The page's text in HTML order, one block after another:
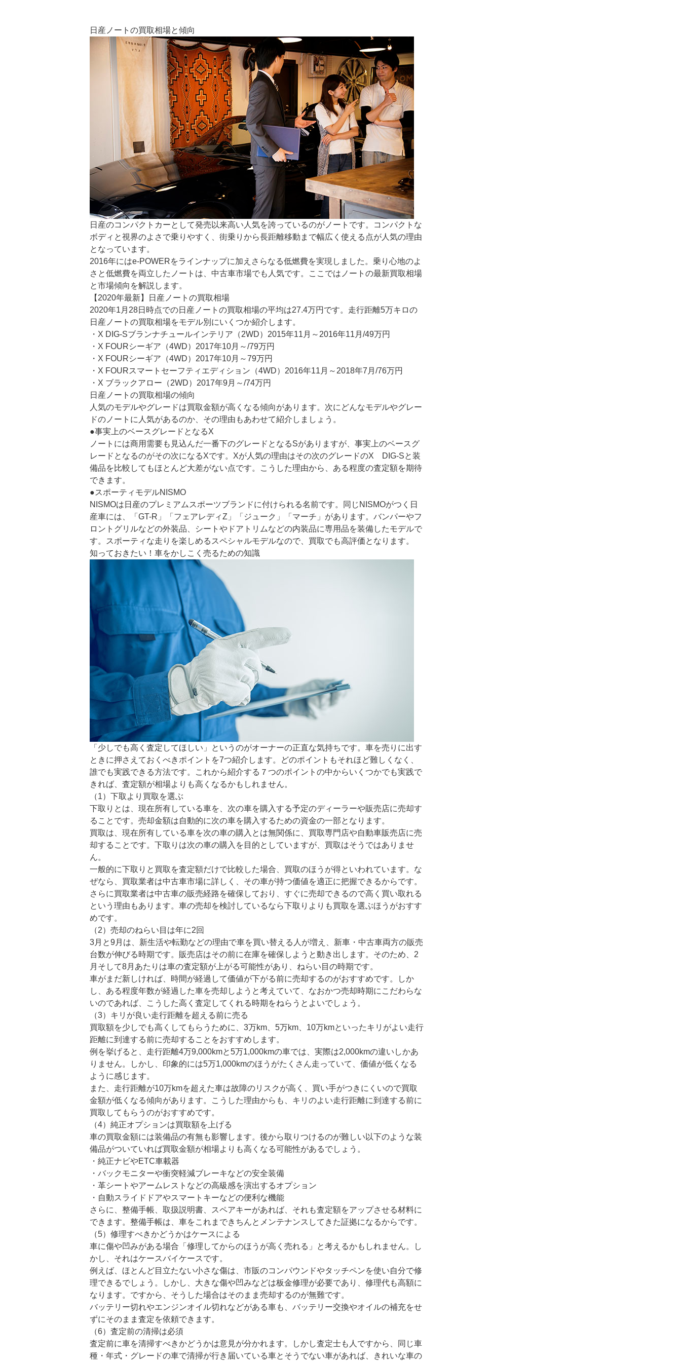
日産ノートの買取相場と傾向
日産のコンパクトカーとして発売以来高い人気を誇っているのがノートです。コンパクトな
ボディと視界のよさで乗りやすく、街乗りから長距離移動まで幅広く使える点が人気の理由
となっています。
2016年にはe-POWERをラインナップに加えさらなる低燃費を実現しました。乗り心地のよ
さと低燃費を両立したノートは、中古車市場でも人気です。ここではノートの最新買取相場
と市場傾向を解説します。
【2020年最新】日産ノートの買取相場
2020年1月28日時点での日産ノートの買取相場の平均は27.4万円です。走行距離5万キロの
日産ノートの買取相場をモデル別にいくつか紹介します。
・X DIG-Sブランナチュールインテリア（2WD）2015年11月～2016年11月/49万円
・X FOURシーギア（4WD）2017年10月～/79万円
・X FOURシーギア（4WD）2017年10月～79万円
・X FOURスマートセーフティエディション（4WD）2016年11月～2018年7月/76万円
・X ブラックアロー（2WD）2017年9月～/74万円
日産ノートの買取相場の傾向
人気のモデルやグレードは買取金額が高くなる傾向があります。次にどんなモデルやグレー
ドのノートに人気があるのか、その理由もあわせて紹介しましょう。
●事実上のベースグレードとなるX
ノートには商用需要も見込んだ一番下のグレードとなるSがありますが、事実上のベースグ
レードとなるのがその次になるXです。Xが人気の理由はその次のグレードのX DIG-Sと装
備品を比較してもほとんど大差がない点です。こうした理由から、ある程度の査定額を期待
できます。
●スポーティモデルNISMO
NISMOは日産のプレミアムスポーツブランドに付けられる名前です。同じNISMOがつく日
産車には、「GT-R」「フェアレディZ」「ジューク」「マーチ」があります。バンパーやフ
ロントグリルなどの外装品、シートやドアトリムなどの内装品に専用品を装備したモデルで
す。スポーティな走りを楽しめるスペシャルモデルなので、買取でも高評価となります。
知っておきたい！車をかしこく売るための知識
「少しでも高く査定してほしい」というのがオーナーの正直な気持ちです。車を売りに出す
ときに押さえておくべきポイントを7つ紹介します。どのポイントもそれほど難しくなく、
誰でも実践できる方法です。これから紹介する７つのポイントの中からいくつかでも実践で
きれば、査定額が相場よりも高くなるかもしれません。
（1）下取より買取を選ぶ
下取りとは、現在所有している車を、次の車を購入する予定のディーラーや販売店に売却す
ることです。売却金額は自動的に次の車を購入するための資金の一部となります。
買取は、現在所有している車を次の車の購入とは無関係に、買取専門店や自動車販売店に売
却することです。下取りは次の車の購入を目的としていますが、買取はそうではありませ
ん。
一般的に下取りと買取を査定額だけで比較した場合、買取のほうが得といわれています。な
ぜなら、買取業者は中古車市場に詳しく、その車が持つ価値を適正に把握できるからです。
さらに買取業者は中古車の販売経路を確保しており、すぐに売却できるので高く買い取れる
という理由もあります。車の売却を検討しているなら下取りよりも買取を選ぶほうがおすす
めです。
（2）売却のねらい目は年に2回
3月と9月は、新生活や転勤などの理由で車を買い替える人が増え、新車・中古車両方の販売
台数が伸びる時期です。販売店はその前に在庫を確保しようと動き出します。そのため、2
月そして8月あたりは車の査定額が上がる可能性があり、ねらい目の時期です。
車がまだ新しければ、時間が経過して価値が下がる前に売却するのがおすすめです。しか
し、ある程度年数が経過した車を売却しようと考えていて、なおかつ売却時期にこだわらな
いのであれば、こうした高く査定してくれる時期をねらうとよいでしょう。
（3）キリが良い走行距離を超える前に売る
買取額を少しでも高くしてもらうために、3万km、5万km、10万kmといったキリがよい走行
距離に到達する前に売却することをおすすめします。
例を挙げると、走行距離4万9,000kmと5万1,000kmの車では、実際は2,000kmの違いしかあ
りません。しかし、印象的には5万1,000kmのほうがたくさん走っていて、価値が低くなる
ように感じます。
また、走行距離が10万kmを超えた車は故障のリスクが高く、買い手がつきにくいので買取
金額が低くなる傾向があります。こうした理由からも、キリのよい走行距離に到達する前に
買取してもらうのがおすすめです。
（4）純正オプションは買取額を上げる
車の買取金額には装備品の有無も影響します。後から取りつけるのが難しい以下のような装
備品がついていれば買取金額が相場よりも高くなる可能性があるでしょう。
・純正ナビやETC車載器
・バックモニターや衝突軽減ブレーキなどの安全装備
・革シートやアームレストなどの高級感を演出するオプション
・自動スライドドアやスマートキーなどの便利な機能
さらに、整備手帳、取扱説明書、スペアキーがあれば、それも査定額をアップさせる材料に
できます。整備手帳は、車をこれまできちんとメンテナンスしてきた証拠になるからです。
（5）修理すべきかどうかはケースによる
車に傷や凹みがある場合「修理してからのほうが高く売れる」と考えるかもしれません。し
かし、それはケースバイケースです。
例えば、ほとんど目立たない小さな傷は、市販のコンパウンドやタッチペンを使い自分で修
理できるでしょう。しかし、大きな傷や凹みなどは板金修理が必要であり、修理代も高額に
なります。ですから、そうした場合はそのまま売却するのが無難です。
バッテリー切れやエンジンオイル切れなどがある車も、バッテリー交換やオイルの補充をせ
ずにそのまま査定を依頼できます。
（6）査定前の清掃は必須
査定前に車を清掃すべきかどうかは意見が分かれます。しかし査定士も人ですから、同じ車
種・年式・グレードの車で清掃が行き届いている車とそうでない車があれば、きれいな車の